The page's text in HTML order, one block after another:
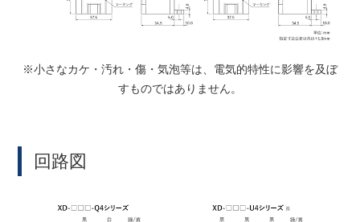
※小さなカケ・汚れ・傷・気泡等は、電気的特性に影響を及ぼ
すものではありません。
回路図